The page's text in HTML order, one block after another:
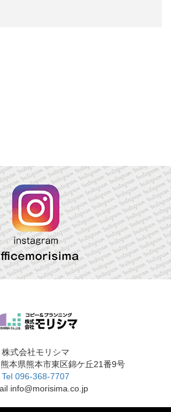
株式会社モリシマ
本県熊本市東区錦ケ丘21番9号
Tel 096-368-7707
info@morisima.co.jp